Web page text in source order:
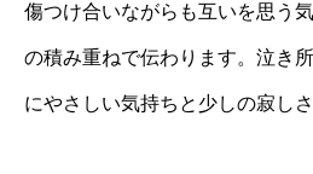
傷つけ合いながらも互いを思う
の積み重ねで伝わります。泣き
にやさしい気持ちと少しの寂し